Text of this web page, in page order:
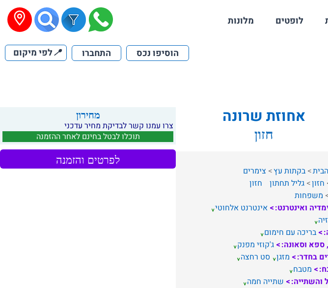
לופטים מלונות
הוסיפו נכס התחברו 📍לפי מיקום
אחוזת שרונה
חזון
בקתות עץ
צימרים
חזון גליל תחתון
חזון
משפחות
ואינטרנט:
אינטרנט אלחוטי
בריכה עם חימום
ספא וסאונה:
ג'קוזי מפנק
בחדר:
מזגן סט רחצה
מטבח
והשתייה:
שתייה חמה
מחירון
צרו עמנו קשר לבדיקת מחיר עדכני
תוכלו לבטל בחינם לאחר ההזמנה
לפרטים והזמנה